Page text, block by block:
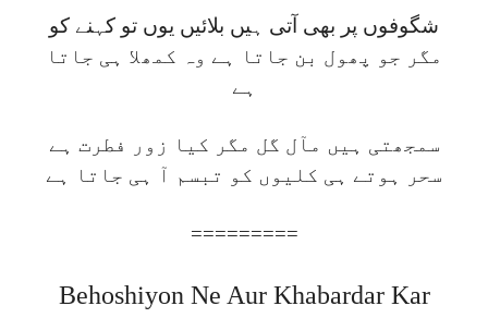
شگوفوں پر بھی آتی ہیں بلائیں یوں تو کہنے کو
مگر جو پھول بن جاتا ہے وہ کمھلا ہی جاتا
ہے
سمجھتی ہیں مآل گل مگر کیا زور فطرت ہے
سحر ہوتے ہی کلیوں کو تبسم آ ہی جاتا ہے
=========
Behoshiyon Ne Aur Khabardar Kar